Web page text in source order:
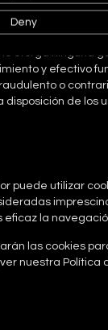
la posibilidad
el acceso
no otorga ninguna
y efectivo
o
de los
puede utilizar
la
las cookies
nuestra Política
Deny